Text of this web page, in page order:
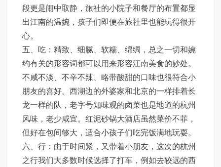
段更是闹中取静，旅社的小院子和餐厅的布置都显
出江南的温婉，孩子们即便在旅社里也能玩得很开
心。
五、吃：精致、细腻、软糯、绵绸，总之一切和婉
约有关的形容词都可以用来形容江南美食的妙处。
不咸不淡、不辛不辣、略带酸甜的口味也很符合小
朋友的喜好。西湖边的外婆家和北京的一样排着长
龙一样的队，老字号知味观的卤菜也是地道的杭州
风味，老少咸宜。红泥砂锅大酒店虽然菜价不菲，
但好在包间够大，适合小孩子们吃完饭满地玩耍。
六、行：由于时间紧，又带着小朋友，这次的杭州
之行我们大多数时候选择了打车，例如去较远的西